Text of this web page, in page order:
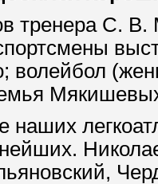
тренера С.
волейбол